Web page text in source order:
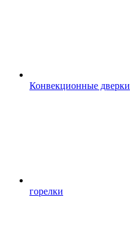
Конвекционные дверки
горелки